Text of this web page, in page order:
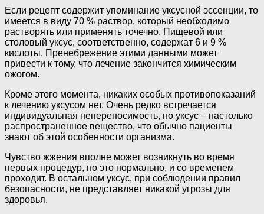
Если рецепт содержит упоминание уксусной эссенции, то
имеется в виду 70 % раствор, который необходимо
растворять или применять точечно. Пищевой или
столовый уксус, соответственно, содержат 6 и 9 %
кислоты. Пренебрежение этими данными может
привести к тому, что лечение закончится химическим
ожогом.
Кроме этого момента, никаких особых противопоказаний
к лечению уксусом нет. Очень редко встречается
индивидуальная непереносимость, но уксус – настолько
распространенное вещество, что обычно пациенты
знают об этой особенности организма.
Чувство жжения вполне может возникнуть во время
первых процедур, но это нормально, и со временем
проходит. В остальном уксус, при соблюдении правил
безопасности, не представляет никакой угрозы для
здоровья.